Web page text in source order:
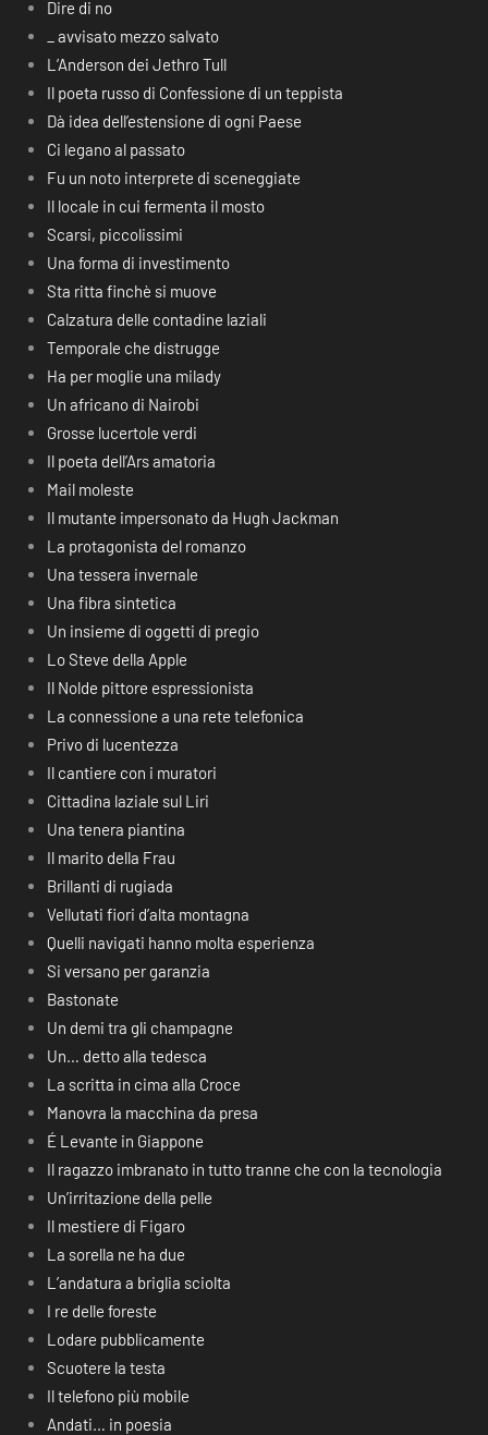
Dire di no
_ avvisato mezzo salvato
L’Anderson dei Jethro Tull
Il poeta russo di Confessione di un teppista
Dà idea dell’estensione di ogni Paese
Ci legano al passato
Fu un noto interprete di sceneggiate
Il locale in cui fermenta il mosto
Scarsi, piccolissimi
Una forma di investimento
Sta ritta finchè si muove
Calzatura delle contadine laziali
Temporale che distrugge
Ha per moglie una milady
Un africano di Nairobi
Grosse lucertole verdi
Il poeta dell’Ars amatoria
Mail moleste
Il mutante impersonato da Hugh Jackman
La protagonista del romanzo
Una tessera invernale
Una fibra sintetica
Un insieme di oggetti di pregio
Lo Steve della Apple
Il Nolde pittore espressionista
La connessione a una rete telefonica
Privo di lucentezza
Il cantiere con i muratori
Cittadina laziale sul Liri
Una tenera piantina
Il marito della Frau
Brillanti di rugiada
Vellutati fiori d’alta montagna
Quelli navigati hanno molta esperienza
Si versano per garanzia
Bastonate
Un demi tra gli champagne
Un… detto alla tedesca
La scritta in cima alla Croce
Manovra la macchina da presa
É Levante in Giappone
Il ragazzo imbranato in tutto tranne che con la tecnologia
Un’irritazione della pelle
Il mestiere di Figaro
La sorella ne ha due
L’andatura a briglia sciolta
I re delle foreste
Lodare pubblicamente
Scuotere la testa
Il telefono più mobile
Andati… in poesia